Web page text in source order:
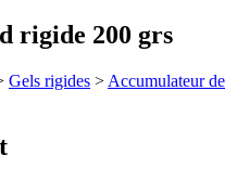
rigide 200 grs
Gels rigides > Accumulateur de